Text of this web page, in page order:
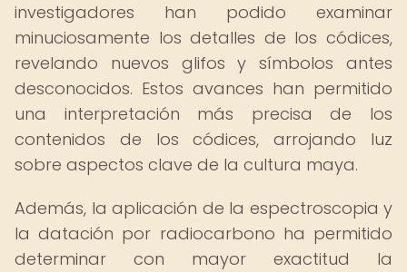
investigadores han podido examinar
minuciosamente los detalles de los códices,
revelando nuevos glifos y símbolos antes
desconocidos. Estos avances han permitido
una interpretación más precisa de los
contenidos de los códices, arrojando luz
sobre aspectos clave de la cultura maya.
Además, la aplicación de la espectroscopia y
la datación por radiocarbono ha permitido
determinar con mayor exactitud la